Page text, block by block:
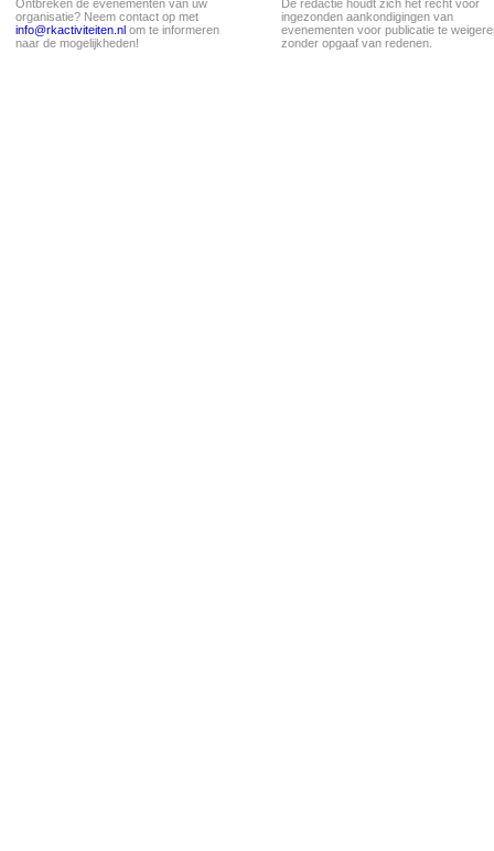
Ontbreken de evenementen van uw
organisatie? Neem contact op met
info@rkactiviteiten.nl om te informeren
naar de mogelijkheden!
De redactie houdt zich het recht voor
ingezonden aankondigingen van
evenementen voor publicatie te
zonder opgaaf van redenen.